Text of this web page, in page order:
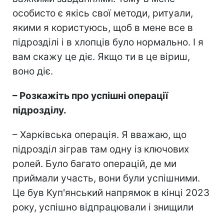
особисто є якісь свої методи, ритуали,
якими я користуюсь, щоб в мене все в
підрозділі і в хлопців було нормально. І я
вам скажу це діє. Якщо ти в це віриш,
воно діє.
– Розкажіть про успішні операції
підрозділу.
– Харківська операція. Я вважаю, що
підрозділ зіграв там одну із ключових
ролей. Було багато операцій, де ми
приймали участь, вони були успішними.
Це був Куп'янський напрямок в кінці 2023
року, успішно відпрацювали і знищили